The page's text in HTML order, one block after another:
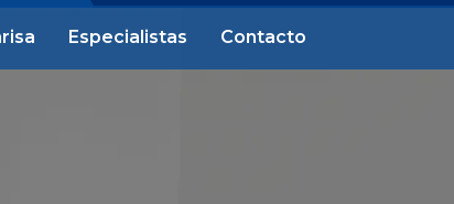
Especialistas Contacto